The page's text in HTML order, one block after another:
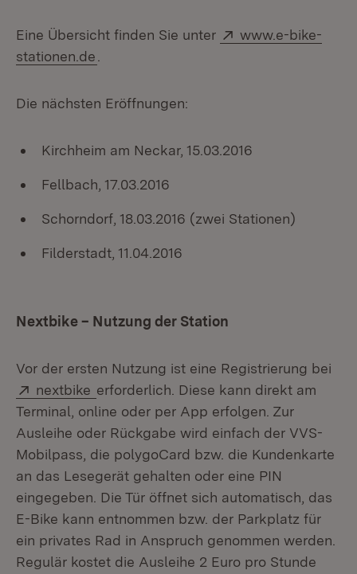
Eine Übersicht finden Sie unter Extern:
www.e-bike-
stationen.de
Die nächsten Eröffnungen:
Kirchheim am Neckar, 15.03.2016
Fellbach, 17.03.2016
Schorndorf, 18.03.2016 (zwei Stationen)
Filderstadt, 11.04.2016
Nextbike – Nutzung der Station
Vor der ersten Nutzung ist eine Registrierung bei
Extern:
nextbike erforderlich. Diese kann direkt am
Terminal, online oder per App erfolgen. Zur
Ausleihe oder Rückgabe wird einfach der VVS-
Mobilpass, die polygoCard bzw. die Kundenkarte
an das Lesegerät gehalten oder eine PIN
eingegeben. Die Tür öffnet sich automatisch, das
E-Bike kann entnommen bzw. der Parkplatz für
ein privates Rad in Anspruch genommen werden.
Regulär kostet die Ausleihe 2 Euro pro Stunde